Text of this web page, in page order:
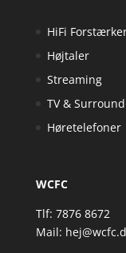
HiFi
Højtaler
Streaming
TV & Surround
Høretelefoner
WCFC
Tlf: 7876 8672
Mail: